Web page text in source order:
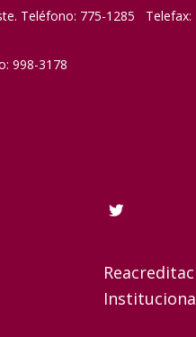
Teléfono: 775-1285 Telefax:
998-3178